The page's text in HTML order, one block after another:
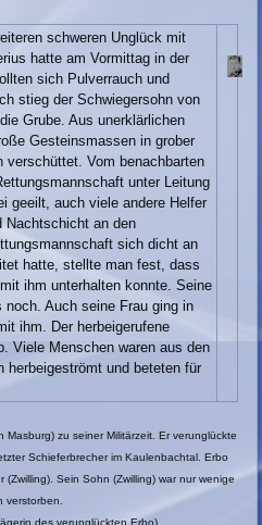
schweren Unglück mit
hatte am Vormittag in der
sich Pulverrauch und
stieg der Schwiegersohn von
Grube. Aus unerklärlichen
Gesteinsmassen in grober
verschüttet. Vom benachbarten
unter Leitung
geeilt, auch viele andere Helfer
Nachtschicht an den
sich dicht an
hatte, stellte man fest, dass
ihm unterhalten konnte. Seine
noch. Auch seine Frau ging in
ihm. Der herbeigerufene
Viele Menschen waren aus den
herbeigeströmt und beteten für
zu seiner Militärzeit. Er verunglückte
Schieferbrecher im Kaulenbachtal. Erbo
Sein Sohn (Zwilling) war nur wenige
verstorben.
des verunglückten Erbo)